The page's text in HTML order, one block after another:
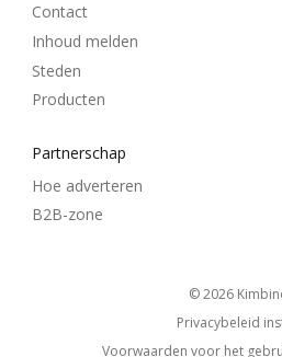
Contact
Inhoud melden
Steden
Producten
Partnerschap
Hoe adverteren
B2B-zone
© 2026
Privacybeleid
Voorwaarden voor het